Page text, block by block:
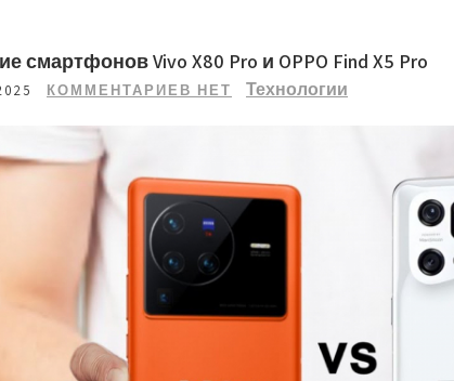
смартфонов Vivo X80 Pro и OPPO Find X5 Pro
КОММЕНТАРИЕВ НЕТ Технологии